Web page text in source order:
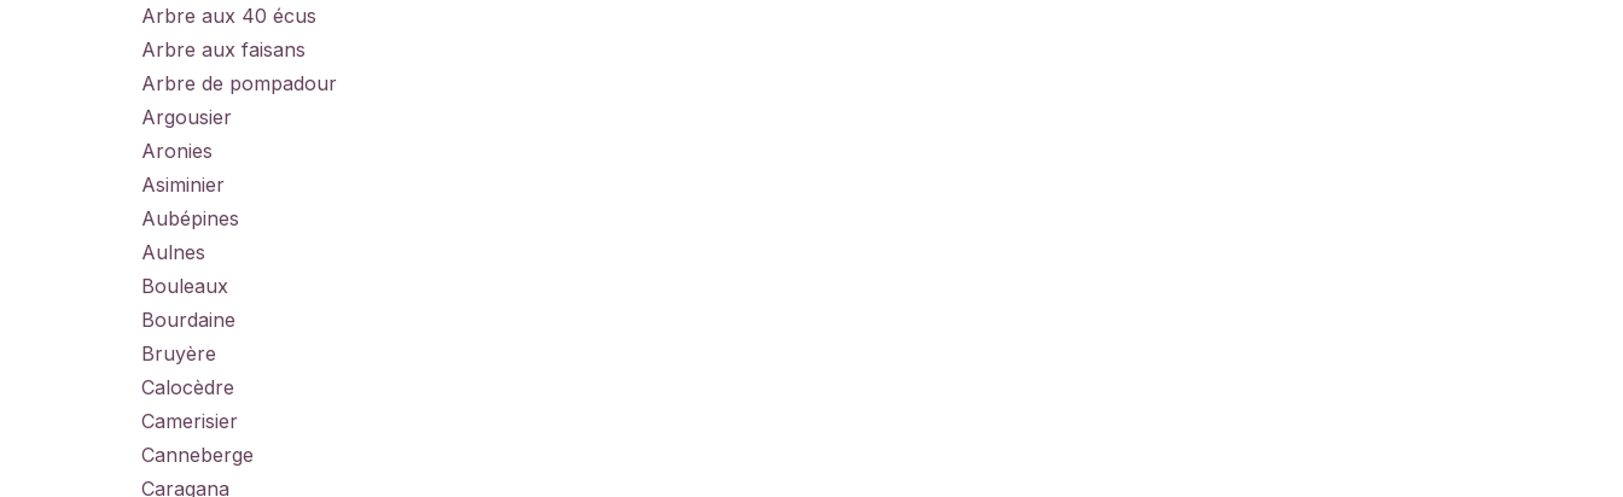
Arbre aux 40 écus
Arbre aux faisans
Arbre de pompadour
Argousier
Aronies
Asiminier
Aubépines
Aulnes
Bouleaux
Bourdaine
Bruyère
Calocèdre
Camerisier
Canneberge
Caragana